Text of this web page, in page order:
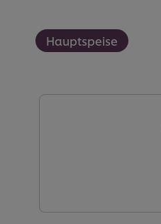
Hauptspeise